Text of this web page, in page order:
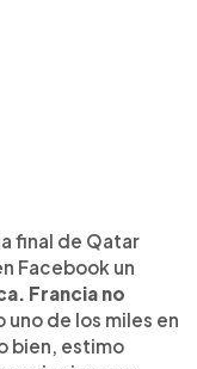
final de Qatar
Facebook un
Francia no
uno de los miles en
bien, estimo